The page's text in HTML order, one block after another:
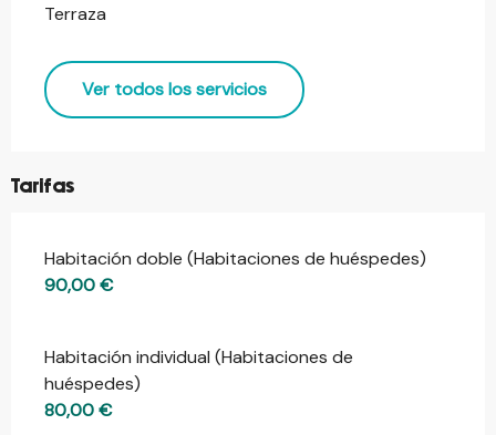
Terraza
Ver todos los servicios
Tarifas
Tarifas 2026
Habitación doble (Habitaciones de huéspedes)
90,00 €
Habitación individual (Habitaciones de
huéspedes)
80,00 €